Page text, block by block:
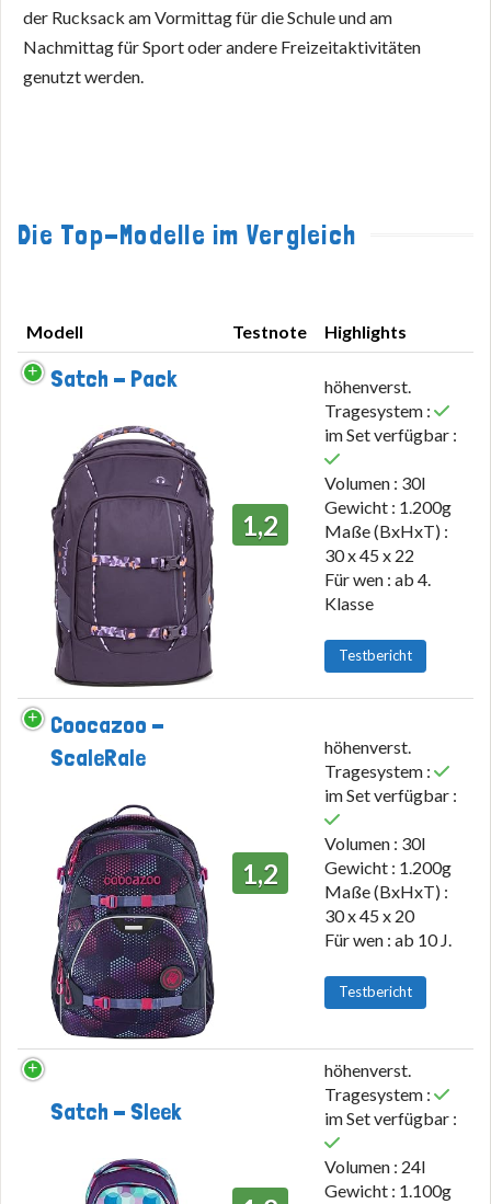
der Rucksack am Vormittag für die Schule und am
Nachmittag für Sport oder andere Freizeitaktivitäten
genutzt werden.
Die Top-Modelle im Vergleich
Modell Testnote
Highlights
Modell
Satch - Pack
1,2
höhenverst.
Tragesystem :
im Set verfügbar :
Volumen : 30l
Gewicht : 1.200g
Maße (BxHxT) :
30 x 45 x 22
Für wen : ab 4.
Klasse
Testbericht
Coocazoo -
ScaleRale
1,2
höhenverst.
Tragesystem :
im Set verfügbar :
Volumen : 30l
Gewicht : 1.200g
Maße (BxHxT) :
30 x 45 x 20
Für wen : ab 10 J.
Testbericht
Satch - Sleek
höhenverst.
Tragesystem :
im Set verfügbar :
Volumen : 24l
Gewicht : 1.100g